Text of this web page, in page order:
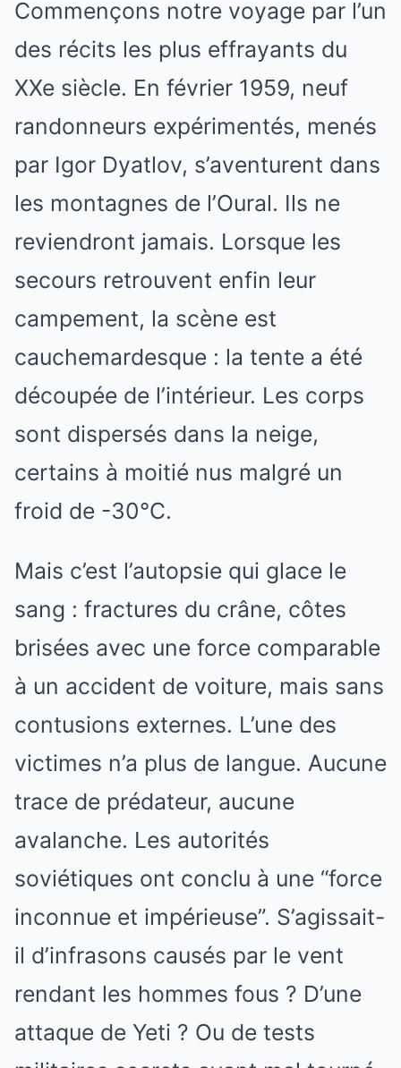
Commençons notre voyage par l’un
des récits les plus effrayants du
XXe siècle. En février 1959, neuf
randonneurs expérimentés, menés
par Igor Dyatlov, s’aventurent dans
les montagnes de l’Oural. Ils ne
reviendront jamais. Lorsque les
secours retrouvent enfin leur
campement, la scène est
cauchemardesque : la tente a été
découpée de l’intérieur. Les corps
sont dispersés dans la neige,
certains à moitié nus malgré un
froid de -30°C.
Mais c’est l’autopsie qui glace le
sang : fractures du crâne, côtes
brisées avec une force comparable
à un accident de voiture, mais sans
contusions externes. L’une des
victimes n’a plus de langue. Aucune
trace de prédateur, aucune
avalanche. Les autorités
soviétiques ont conclu à une “force
inconnue et impérieuse”. S’agissait-
il d’infrasons causés par le vent
rendant les hommes fous ? D’une
attaque de Yeti ? Ou de tests